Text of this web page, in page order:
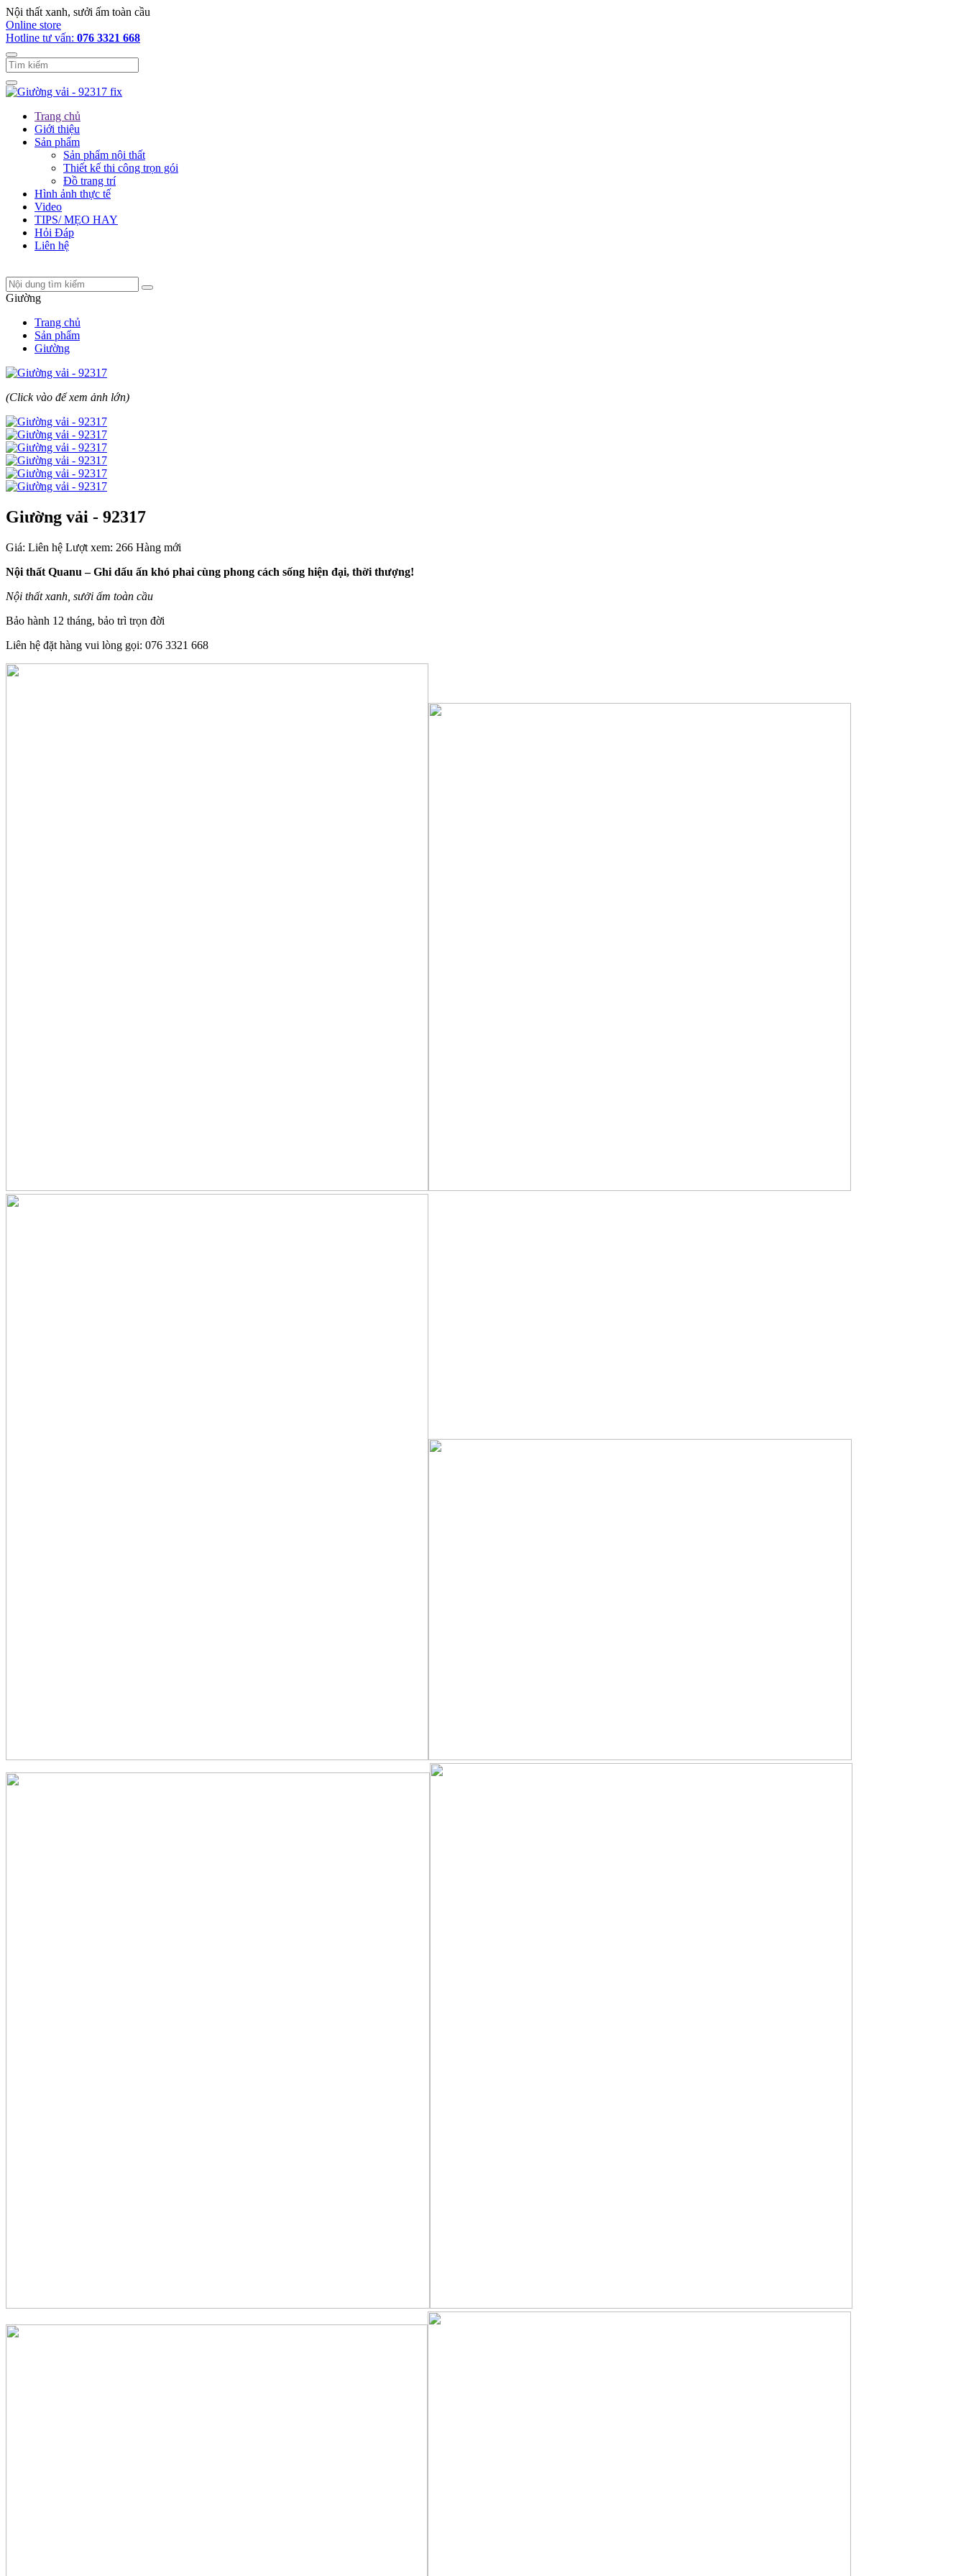
Nội thất xanh, sưởi ấm toàn cầu
Online store
Hotline tư vấn: 076 3321 668
Trang chủ
Giới thiệu
Sản phẩm
Sản phẩm nội thất
Thiết kế thi công trọn gói
Đồ trang trí
Hình ảnh thực tế
Video
TIPS/ MẸO HAY
Hỏi Đáp
Liên hệ
Giường
Trang chủ
Sản phẩm
Giường
(Click vào để xem ảnh lớn)
Giường vải - 92317
Giá: Liên hệ Lượt xem: 266 Hàng mới
Nội thất Quanu – Ghi dấu ấn khó phai cùng phong cách sống hiện đại, thời thượng!
Nội thất xanh, sưởi ấm toàn cầu
Bảo hành 12 tháng, bảo trì trọn đời
Liên hệ đặt hàng vui lòng gọi: 076 3321 668